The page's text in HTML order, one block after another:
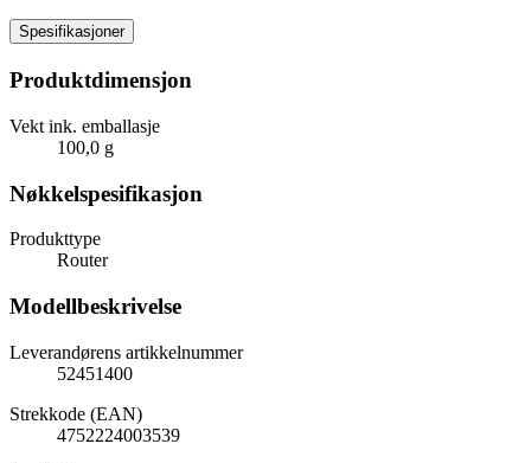
Spesifikasjoner
Produktdimensjon
Vekt ink. emballasje
100,0 g
Nøkkelspesifikasjon
Produkttype
Router
Modellbeskrivelse
Leverandørens artikkelnummer
52451400
Strekkode (EAN)
4752224003539